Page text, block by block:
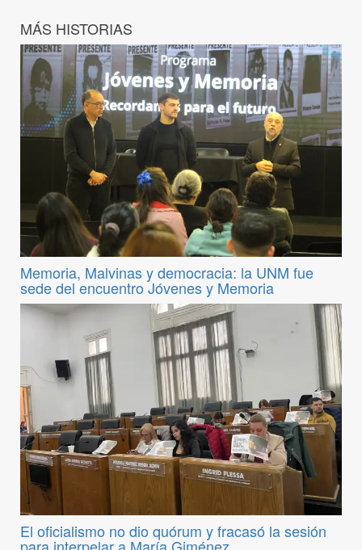
MÁS HISTORIAS
Memoria, Malvinas y democracia: la UNM fue
sede del encuentro Jóvenes y Memoria
El oficialismo no dio quórum y fracasó la sesión